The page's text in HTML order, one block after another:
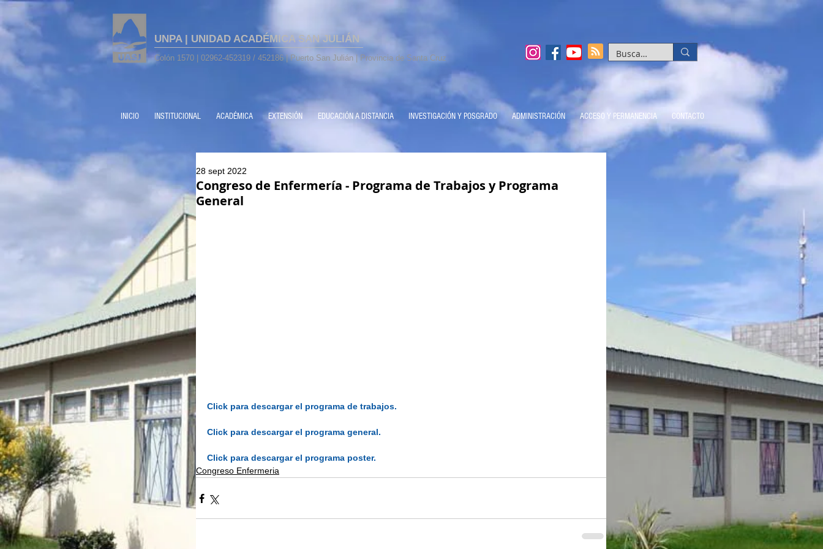
UNPA | UNIDAD ACADÉMICA SAN JULIÁN
Colón 1570 | 02962-452319 / 452186 | Puerto San Julián | Provincia de Santa Cruz
INICIO INSTITUCIONAL ACADÉMICA EXTENSIÓN EDUCACIÓN A DISTANCIA INVESTIGACIÓN Y POSGRADO ADMINISTRACIÓN ACCESO Y PERMANENCIA CONTACTO
Congreso de Enfermería - Programa de Trabajos y Programa
General
28 sept 2022
Click para descargar el programa de trabajos.
Click para descargar el programa general.
Click para descargar el programa poster.
Congreso Enfermeria